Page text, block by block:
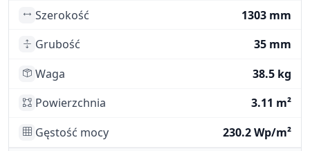
Szerokość
1303 mm
Grubość
35 mm
Waga
38.5 kg
Powierzchnia
3.11 m²
Gęstość mocy
230.2 Wp/m²